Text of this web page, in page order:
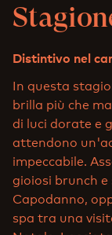
Distintivo nel
In questa
brilla più che
di luci dorate e
attendono
impeccabile.
gioiosi brunch
Capodanno,
spa tra una